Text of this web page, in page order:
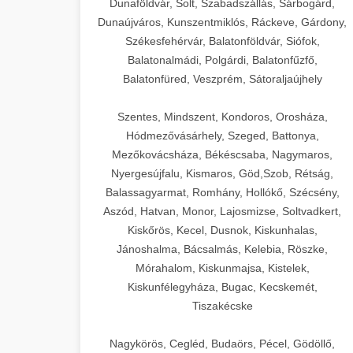
Dunaföldvár, Solt, Szabadszállás, Sárbogárd,
Dunaújváros, Kunszentmiklós, Ráckeve, Gárdony,
Székesfehérvár, Balatonföldvár, Siófok,
Balatonalmádi, Polgárdi, Balatonfűzfő,
Balatonfüred, Veszprém, Sátoraljaújhely
Szentes, Mindszent, Kondoros, Orosháza,
Hódmezővásárhely, Szeged, Battonya,
Mezőkovácsháza, Békéscsaba, Nagymaros,
Nyergesújfalu, Kismaros, Göd,Szob, Rétság,
Balassagyarmat, Romhány, Hollókő, Szécsény,
Aszód, Hatvan, Monor, Lajosmizse, Soltvadkert,
Kiskőrös, Kecel, Dusnok, Kiskunhalas,
Jánoshalma, Bácsalmás, Kelebia, Röszke,
Mórahalom, Kiskunmajsa, Kistelek,
Kiskunfélegyháza, Bugac, Kecskemét,
Tiszakécske
Nagykörös, Cegléd, Budaörs, Pécel, Gödöllő,